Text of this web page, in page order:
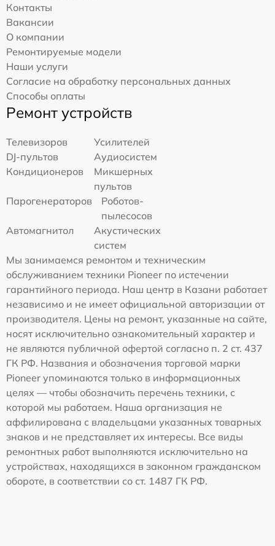
Контакты
Вакансии
О компании
Ремонтируемые модели
Наши услуги
Согласие на обработку персональных данных
Способы оплаты
Ремонт устройств
Телевизоров
Усилителей
DJ-пультов
Аудиосистем
Кондиционеров
Микшерных
пультов
Парогенераторов
Роботов-
пылесосов
Автомагнитол
Акустических
систем
Мы занимаемся ремонтом и техническим
обслуживанием техники Pioneer по истечении
гарантийного периода. Наш центр в Казани работает
независимо и не имеет официальной авторизации от
производителя. Цены на ремонт, указанные на сайте,
носят исключительно ознакомительный характер и
не являются публичной офертой согласно п. 2 ст. 437
ГК РФ. Названия и обозначения торговой марки
Pioneer упоминаются только в информационных
целях — чтобы обозначить перечень техники, с
которой мы работаем. Наша организация не
аффилирована с владельцами указанных товарных
знаков и не представляет их интересы. Все виды
ремонтных работ выполняются исключительно на
устройствах, находящихся в законном гражданском
обороте, в соответствии со ст. 1487 ГК РФ.